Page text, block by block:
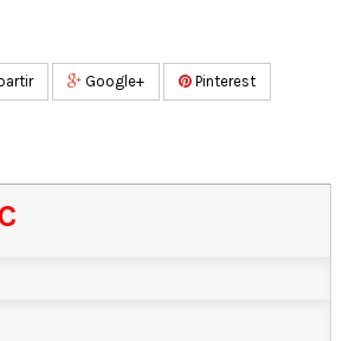
Google+ Pinterest